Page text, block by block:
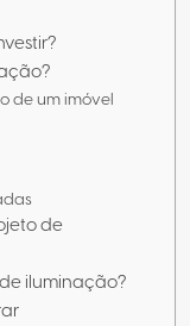
de um imóvel
de
iluminação?